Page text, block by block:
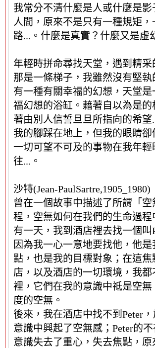
我常分不清什麼是人或什麼是影
人間，原來不是只有一種規矩，
路...。什麼是真實？什麼又是虛
年輕時拼命尋找天堂，遇到精采
那是一條梯子，我雖然沒有堅執
有一種有關幸福的幻想，天堂是
福幻想的浴缸。藉著自以為是的
著由別人信誓旦旦所指向的希望
我的腳踩在地上，但我的眼睛卻
一切可望不可及的事物在我年輕
往...。
沙特(Jean-PaulSartre,1905_1980)
曾在一個故事中描述了所謂「空
程，空無如何在我們的生命過程
有一天，我到酒店裡去找一個叫
因為我一心一意地要找他，他
點，也是我的目標對象；在這焦
店，以及酒店的一切環境，我都
裡，它們在我的意識中祗是空無
度的空無。
後來，我在酒店中找不到Peter
意識中興起了空無感；Peter的
意識失去了重心，失去焦點，原